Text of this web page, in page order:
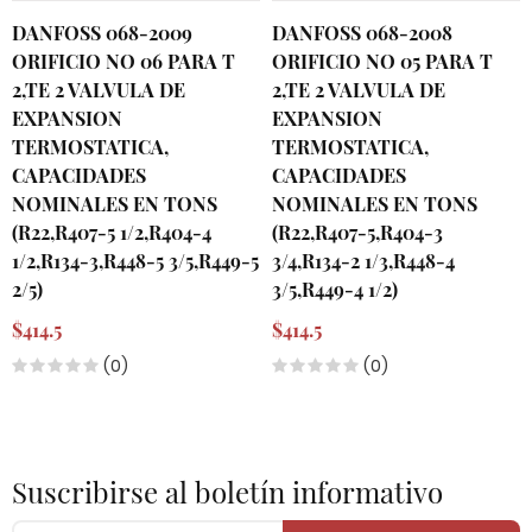
DANFOSS 068-2009
ORIFICIO NO 06 PARA T
2,TE 2 VALVULA DE
EXPANSION
TERMOSTATICA,
CAPACIDADES
NOMINALES EN TONS
(R22,R407-5 1/2,R404-4
1/2,R134-3,R448-5 3/5,R449-5
2/5)
$414.5
(0)
DANFOSS 068-2008
ORIFICIO NO 05 PARA T
2,TE 2 VALVULA DE
EXPANSION
TERMOSTATICA,
CAPACIDADES
NOMINALES EN TONS
(R22,R407-5,R404-3
3/4,R134-2 1/3,R448-4
3/5,R449-4 1/2)
$414.5
(0)
Suscribirse al boletín informativo